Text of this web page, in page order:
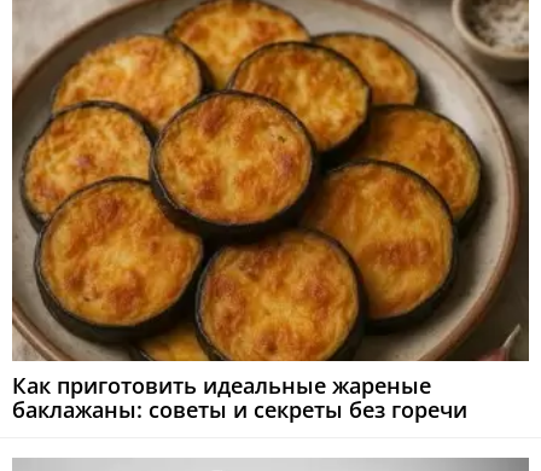
Как приготовить идеальные жареные
баклажаны: советы и секреты без горечи